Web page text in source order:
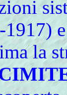
la